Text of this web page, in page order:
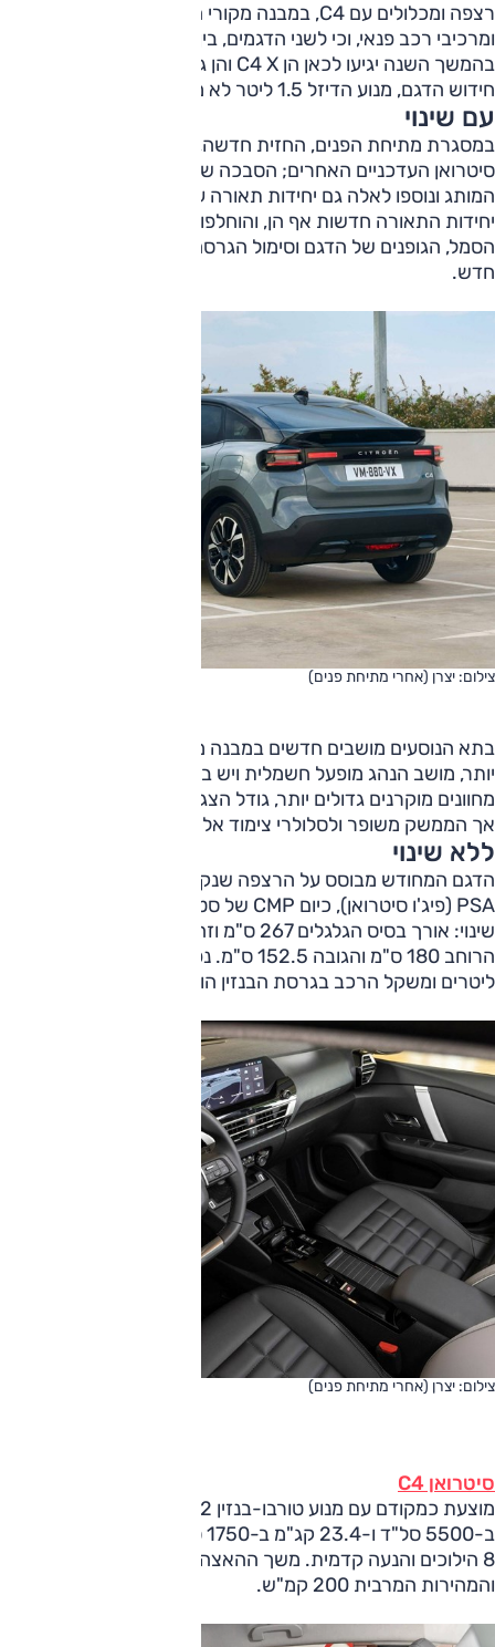
רצפה ומכלולים עם C4, במבנה מקורי המשלב עיצוב האצ'בק
ומרכיבי רכב פנאי, וכי לשני הדגמים, בין השאר, גרסה חשמלית.
בהמשך השנה יגיעו לכאן הן C4 X והן גרסאות אלה. במסגרת
חידוש הדגם, מנוע הדיזל 1.5 ליטר לא מוצע יותר.
עם שינוי
במסגרת מתיחת הפנים, החזית חדשה, דומה לזו של דגמי
סיטרואן העדכניים האחרים; הסבכה שונה, הלוגו הוא החדש של
המותג ונוספו לאלה גם יחידות תאורה עכשוויות בלד. מאחור
יחידות התאורה חדשות אף הן, והוחלפו מרכיבי עיצוב נוספים:
חדש.
צילום: יצרן (אחרי מתיחת פנים)
בתא הנוסעים מושבים חדשים במבנה משופר ובריפוד מהודר
יותר, מושב הנהג מופעל חשמלית ויש בו עיסוי. בסביבת הנהג
אך הממשק משופר ולסלולרי צימוד אלחוטי וטעינה אלחוטית.
ללא שינוי
PSA (פיג'ו סיטרואן), כיום CMP של סטלנטיס. הממדים ללא
ליטרים ומשקל הרכב בגרסת הבנזין הוא 1278 ק"ג.
צילום: יצרן (אחרי מתיחת פנים)
סיטרואן C4
ב-5500 סל"ד ו-23.4 קג"מ ב-1750 סל"ד, תיבה אוטומטית עם
והמהירות המרבית 200 קמ"ש.